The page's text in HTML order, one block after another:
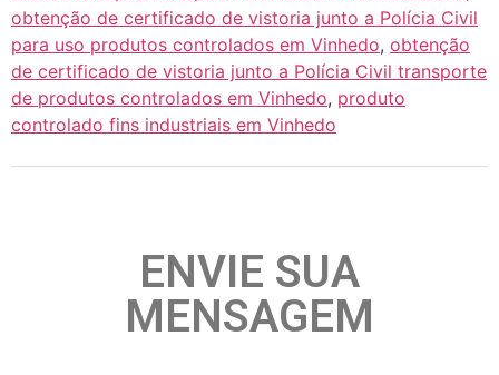
obtenção de certificado de vistoria junto a Polícia Civil
para uso produtos controlados em Vinhedo, obtenção
de certificado de vistoria junto a Polícia Civil transporte
de produtos controlados em Vinhedo, produto
controlado fins industriais em Vinhedo
ENVIE SUA
MENSAGEM